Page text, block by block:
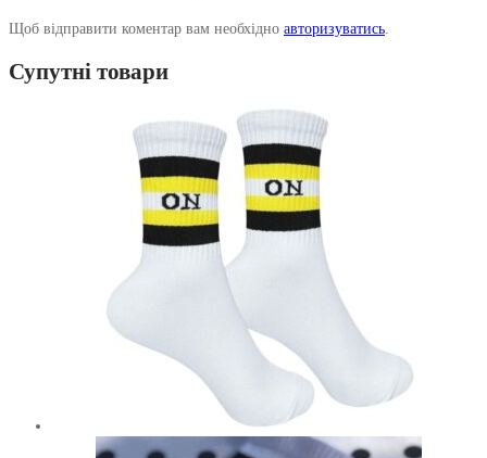
Щоб відправити коментар вам необхідно авторизуватись
Супутні товари